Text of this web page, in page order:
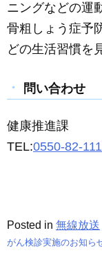
ニングなどの運
骨粗しょう症予
どの生活習慣を
問い合わせ
健康推進課
TEL:0550-82-
Posted in 無線放送
がん検診実施のお知ら